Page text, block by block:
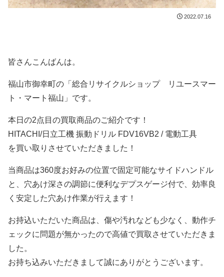
2022.07.16
皆さんこんばんは。
福山市御幸町の「総合リサイクルショップ リユースマー
ト・マート福山」です。
本日の2点目の買取商品のご紹介です！
HITACHI/日立工機 振動ドリル FDV16VB2 / 電動工具
を買い取りさせていただきました！
当商品は360度お好みの位置で固定可能なサイドハンドル
と、穴あけ深さの調節に便利なデプスゲージ付で、効率良
く安定した穴あけ作業が行えます！
お持込いただいた商品は、傷や汚れなども少なく、動作チ
ェックに問題が無かったので高値で買取させていただきま
した。
お持ち込みいただきまして誠にありがとうございます。